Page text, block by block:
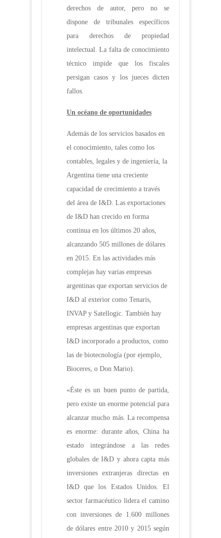
derechos de autor, pero no se
dispone de tribunales específicos
para derechos de propiedad
intelectual. La falta de conocimiento
técnico impide que los fiscales
persigan casos y los jueces dicten
fallos.
Un océano de oportunidades
Además de los servicios basados en
el conocimiento, tales como los
contables, legales y de ingeniería, la
Argentina tiene una creciente
capacidad de crecimiento a través
del área de I&D. Las exportaciones
de I&D han crecido en forma
continua en los últimos 20 años,
alcanzando 505 millones de dólares
en 2015. En las actividades más
complejas hay varias empresas
argentinas que exportan servicios de
I&D al exterior como Tenaris,
INVAP y Satellogic. También hay
empresas argentinas que exportan
I&D incorporado a productos, como
las de biotecnología (por ejemplo,
Bioceres, o Don Mario).
«Éste es un buen punto de partida,
pero existe un enorme potencial para
alcanzar mucho más. La recompensa
es enorme: durante años, China ha
estado integrándose a las redes
globales de I&D y ahora capta más
inversiones extranjeras directas en
I&D que los Estados Unidos. El
sector farmacéutico lidera el camino
con inversiones de 1.600 millones
de dólares entre 2010 y 2015 según